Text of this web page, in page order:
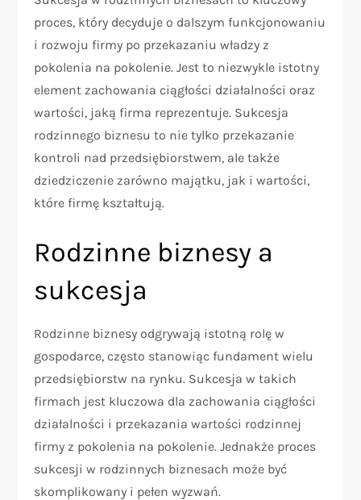
proces, który decyduje o dalszym funkcjonowaniu
i rozwoju firmy po przekazaniu władzy z
pokolenia na pokolenie. Jest to niezwykle istotny
element zachowania ciągłości działalności oraz
wartości, jaką firma reprezentuje. Sukcesja
rodzinnego biznesu to nie tylko przekazanie
kontroli nad przedsiębiorstwem, ale także
dziedziczenie zarówno majątku, jak i wartości,
które firmę kształtują.
Rodzinne biznesy a
sukcesja
Rodzinne biznesy odgrywają istotną rolę w
gospodarce, często stanowiąc fundament wielu
przedsiębiorstw na rynku. Sukcesja w takich
firmach jest kluczowa dla zachowania ciągłości
działalności i przekazania wartości rodzinnej
firmy z pokolenia na pokolenie. Jednakże proces
sukcesji w rodzinnych biznesach może być
skomplikowany i pełen wyzwań.